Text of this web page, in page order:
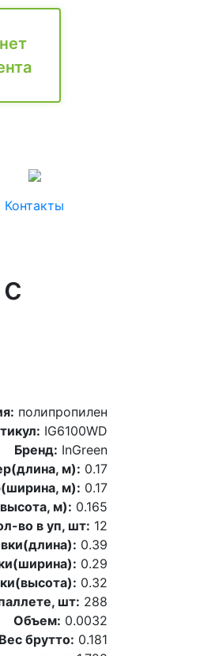
Контакты
полипропилен
IG6100WD
Бренд: InGreen
м): 0.17
м): 0.17
м): 0.165
во в уп, шт: 12
0.39
0.29
0.32
шт: 288
Объем: 0.0032
Вес брутто: 0.181